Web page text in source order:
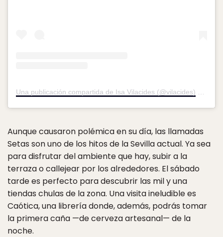
Una publicación compartida de Isa Vilacides (@vilacides)
Aunque causaron polémica en su día, las llamadas
Setas son uno de los hitos de la Sevilla actual. Ya sea
para disfrutar del ambiente que hay, subir a la
terraza o callejear por los alrededores. El sábado
tarde es perfecto para descubrir las mil y una
tiendas chulas de la zona. Una visita ineludible es
Caótica, una librería donde, además, podrás tomar
la primera caña —de cerveza artesanal— de la
noche.